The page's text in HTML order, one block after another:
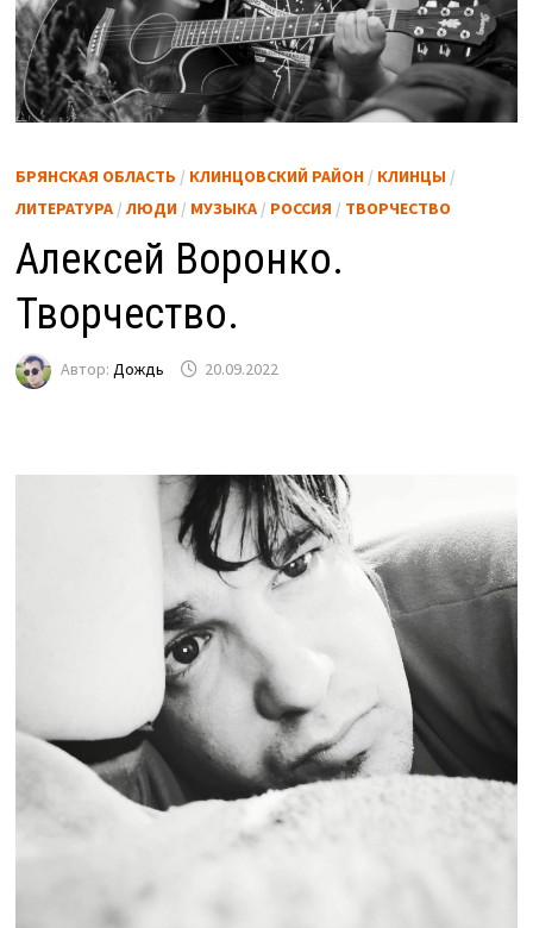
БРЯНСКАЯ ОБЛАСТЬ / КЛИНЦОВСКИЙ РАЙОН/ КЛИНЦЫ /
ЛИТЕРАТУРА/ ЛЮДИ/ МУЗЫКА/ РОССИЯ / ТВОРЧЕСТВО
Алексей Воронко.
Творчество.
Автор: Дождь 20.09.2022